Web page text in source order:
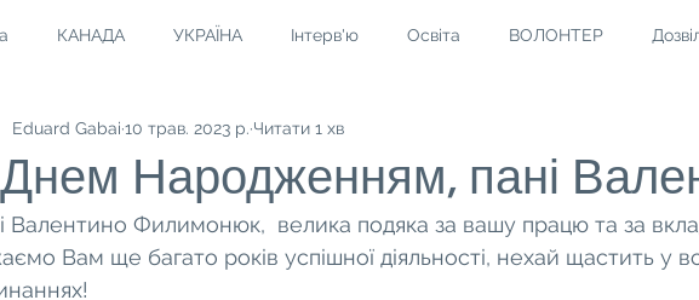
КАНАДА УКРАЇНА Інтерв'ю Освіта ВОЛОНТЕР
Цікава Історія
Народженням, пані
Eduard Gabai 10 трав. 2023 р. Читати 1 хв
Валентино Филимонюк,  велика подяка за вашу працю та за
Вам ще багато років успішної діяльності, нехай щастить у